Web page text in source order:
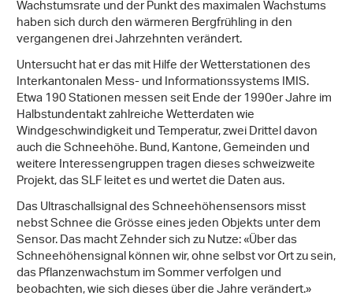
Wachstumsrate und der Punkt des maximalen Wachstums
haben sich durch den wärmeren Bergfrühling in den
vergangenen drei Jahrzehnten verändert.
Untersucht hat er das mit Hilfe der Wetterstationen des
Interkantonalen Mess- und Informationssystems IMIS.
Etwa 190 Stationen messen seit Ende der 1990er Jahre im
Halbstundentakt zahlreiche Wetterdaten wie
Windgeschwindigkeit und Temperatur, zwei Drittel davon
auch die Schneehöhe. Bund, Kantone, Gemeinden und
weitere Interessengruppen tragen dieses schweizweite
Projekt, das SLF leitet es und wertet die Daten aus.
Das Ultraschallsignal des Schneehöhensensors misst
nebst Schnee die Grösse eines jeden Objekts unter dem
Sensor. Das macht Zehnder sich zu Nutze: «Über das
Schneehöhensignal können wir, ohne selbst vor Ort zu sein,
das Pflanzenwachstum im Sommer verfolgen und
beobachten, wie sich dieses über die Jahre verändert.»